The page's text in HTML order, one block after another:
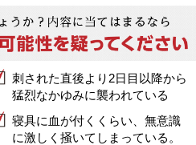
刺された直後より2日目以降から
猛烈なかゆみに襲われている
寝具に血が付くくらい、無意識
に激しく掻いてしまっている。